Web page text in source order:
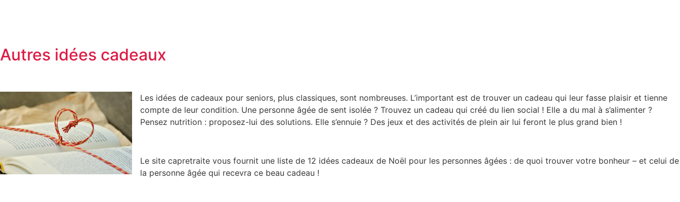
Autres idées cadeaux
Les idées de cadeaux pour seniors, plus classiques, sont nombreuses. L’important est de trouver un cadeau qui leur fasse plaisir et tienne
compte de leur condition. Une personne âgée de sent isolée ? Trouvez un cadeau qui créé du lien social ! Elle a du mal à s’alimenter ?
Pensez nutrition : proposez-lui des solutions. Elle s’ennuie ? Des jeux et des activités de plein air lui feront le plus grand bien !
Le site capretraite vous fournit une liste de 12 idées cadeaux de Noël pour les personnes âgées : de quoi trouver votre bonheur – et celui de
la personne âgée qui recevra ce beau cadeau !